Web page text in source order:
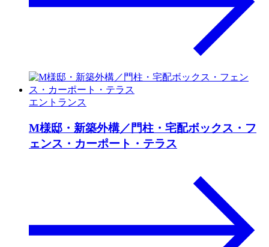
エントランス
M様邸・新築外構／門柱・宅配ボックス・フ
ェンス・カーポート・テラス